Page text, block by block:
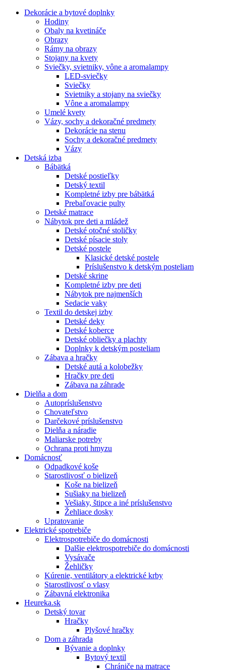
Dekorácie a bytové doplnky
Hodiny
Obaly na kvetináče
Obrazy
Rámy na obrazy
Stojany na kvety
Sviečky, svietniky, vône a aromalampy
LED-sviečky
Sviečky
Svietniky a stojany na sviečky
Vône a aromalampy
Umelé kvety
Vázy, sochy a dekoračné predmety
Dekorácie na stenu
Sochy a dekoračné predmety
Vázy
Detská izba
Bábätká
Detské postieľky
Detský textil
Kompletné izby pre bábätká
Prebaľovacie pulty
Detské matrace
Nábytok pre deti a mládež
Detské otočné stoličky
Detské písacie stoly
Detské postele
Klasické detské postele
Príslušenstvo k detským posteliam
Detské skrine
Kompletné izby pre deti
Nábytok pre najmenších
Sedacie vaky
Textil do detskej izby
Detské deky
Detské koberce
Detské obliečky a plachty
Doplnky k detským posteliam
Zábava a hračky
Detské autá a kolobežky
Hračky pre deti
Zábava na záhrade
Dielňa a dom
Autopríslušenstvo
Chovateľstvo
Darčekové príslušenstvo
Dielňa a náradie
Maliarske potreby
Ochrana proti hmyzu
Domácnosť
Odpadkové koše
Starostlivosť o bielizeň
Koše na bielizeň
Sušiaky na bielizeň
Vešiaky, štipce a iné príslušenstvo
Žehliace dosky
Upratovanie
Elektrické spotrebiče
Elektrospotrebiče do domácnosti
Dalšie elektrospotrebiče do domácnosti
Vysávače
Žehličky
Kúrenie, ventilátory a elektrické krby
Starostlivosť o vlasy
Zábavná elektronika
Heureka.sk
Detský tovar
Hračky
Plyšové hračky
Dom a záhrada
Bývanie a doplnky
Bytový textil
Chrániče na matrace